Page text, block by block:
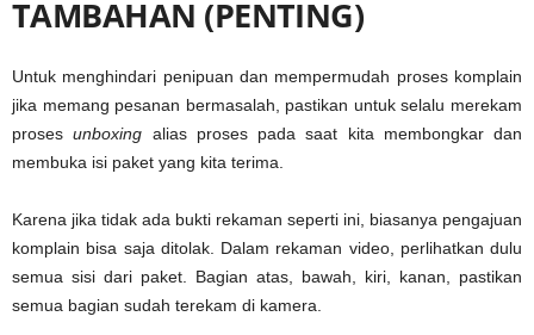
TAMBAHAN (PENTING)
Untuk menghindari penipuan dan mempermudah proses komplain
jika memang pesanan bermasalah, pastikan untuk selalu merekam
prosesunboxing alias proses pada saat kita membongkar dan
membuka isi paket yang kita terima.
Karena jika tidak ada bukti rekaman seperti ini, biasanya pengajuan
komplain bisa saja ditolak. Dalam rekaman video, perlihatkan dulu
semua sisi dari paket. Bagian atas, bawah, kiri, kanan, pastikan
semua bagian sudah terekam di kamera.